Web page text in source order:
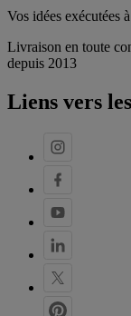
Vos idées exécutées
Livraison en toute
depuis 2013
Liens vers